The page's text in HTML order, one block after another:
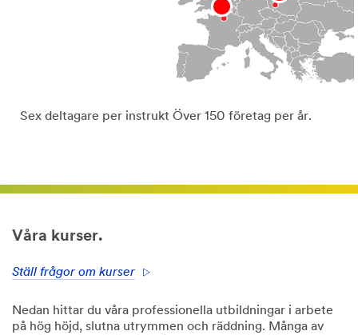
Sex deltagare per instrukt Över 150 företag per år.
Våra kurser.
Ställ frågor om kurser
Nedan hittar du våra professionella utbildningar i arbete
på hög höjd, slutna utrymmen och räddning. Många av